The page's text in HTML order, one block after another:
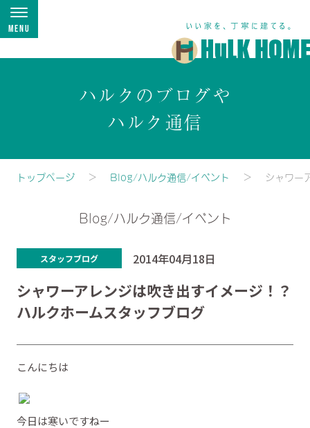
Menu
ハルクのブログや
ハルク通信
トップページ Blog/ハルク通信/イベント シャワー
Blog/ハルク通信/イベント
スタッフブログ 2014年04月18日
シャワーアレンジは吹き出すイメージ！？
ハルクホームスタッフブログ
こんにちは
今日は寒いですねー